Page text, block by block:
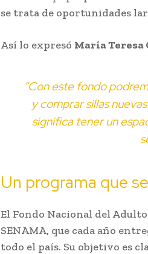
se trata de oportunidades
Así lo expresó María
“Con este fondo
y comprar sillas
significa tener un
Un programa que
El Fondo Nacional del
SENAMA, que cada año
todo el país. Su objetivo es